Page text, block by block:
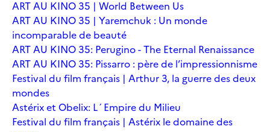
ART AU KINO 35 | World Between Us
ART AU KINO 35 | Yaremchuk : Un monde
incomparable de beauté
ART AU KINO 35: Perugino - The Eternal Renaissance
ART AU KINO 35: Pissarro : père de l’impressionnisme
Festival du film français | Arthur 3, la guerre des deux
mondes
Astérix et Obelix: L´Empire du Milieu
Festival du film français | Astérix le domaine des